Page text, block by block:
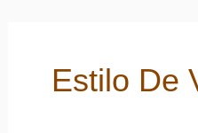
Estilo De